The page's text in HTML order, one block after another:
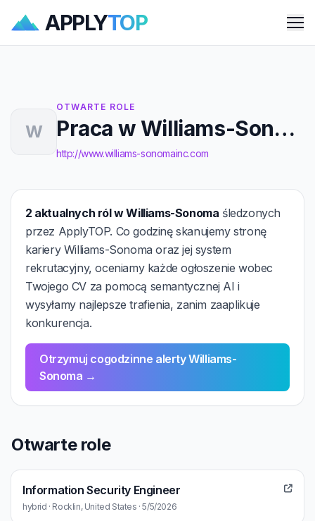
APPLYTOP
W
OTWARTE ROLE
Praca w Williams-Sonoma
http://www.williams-sonomainc.com
2 aktualnych ról w Williams-Sonoma śledzonych
przez ApplyTOP. Co godzinę skanujemy stronę
kariery Williams-Sonoma oraz jej system
rekrutacyjny, oceniamy każde ogłoszenie wobec
Twojego CV za pomocą semantycznej AI i
wysyłamy najlepsze trafienia, zanim zaaplikuje
konkurencja.
Otrzymuj cogodzinne alerty Williams-
Sonoma →
Otwarte role
Information Security Engineer
hybrid · Rocklin, United States · 5/5/2026